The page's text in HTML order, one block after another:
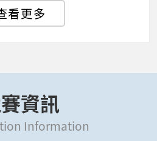
資訊
Information